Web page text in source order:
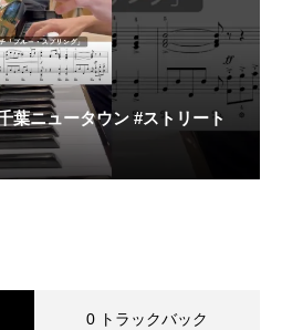
葉ニュータウン #ストリート
0 トラックバック